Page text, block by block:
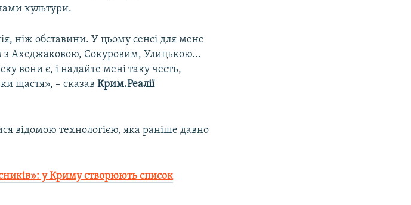
культури.
ніж обставини. У цьому сенсі для мене
з Ахеджаковою, Сокуровим, Улицькою...
вони є, і надайте мені таку честь,
щастя», – сказавКрим.Реалії
відомою технологією, яка раніше давно
у Криму створюють список